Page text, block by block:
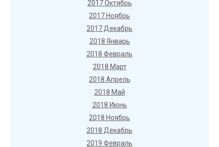
2017 Октябрь
2017 Ноябрь
2017 Декабрь
2018 Январь
2018 Февраль
2018 Март
2018 Апрель
2018 Май
2018 Июнь
2018 Ноябрь
2018 Декабрь
2019 Февраль